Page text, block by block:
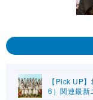
【Pick UP
6）関連最新